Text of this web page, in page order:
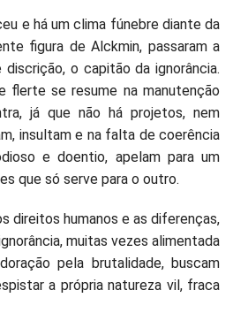
e há um clima fúnebre diante da
figura de Alckmin, passaram a
o capitão da ignorância.
flerte se resume na manutenção
já que não há projetos, nem
insultam e na falta de coerência
e doentio, apelam para um
que só serve para o outro.
direitos humanos e as diferenças,
muitas vezes alimentada
pela brutalidade, buscam
a própria natureza vil, fraca